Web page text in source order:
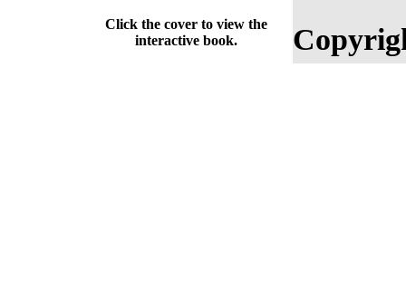
Click the cover to view the
interactive book.